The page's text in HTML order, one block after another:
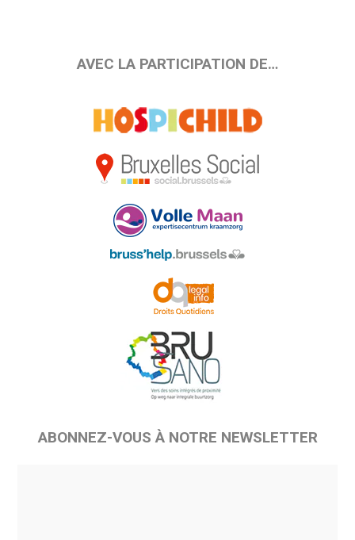
AVEC LA PARTICIPATION DE…
ABONNEZ-VOUS À NOTRE NEWSLETTER